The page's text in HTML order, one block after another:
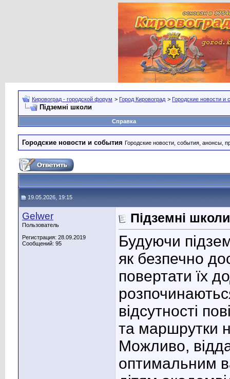
Кировоград - городской форум > Город Кировоград > Городские новости и
Підземні школи
Справка
Городские новости и события Городские новости, события, анонсы,
19.05.2026, 19:15
Gelwer
Пользователь
Регистрация: 28.09.2019
Сообщений: 95
Підземні школи
Будуючи
як безпечно
повертати їх
відсутності
та маршрутки
Можливо,
оптимальним